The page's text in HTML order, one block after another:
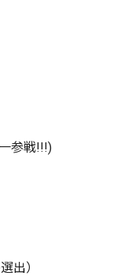
参戦!!!)
出）